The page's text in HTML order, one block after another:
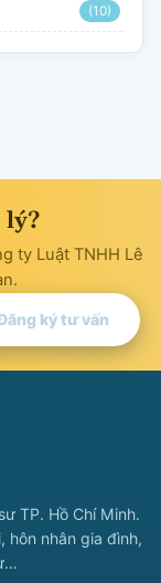
(10)
lý?
ty Luật TNHH Lê
ký tư vấn
TP. Hồ Chí Minh.
hôn nhân gia đình,